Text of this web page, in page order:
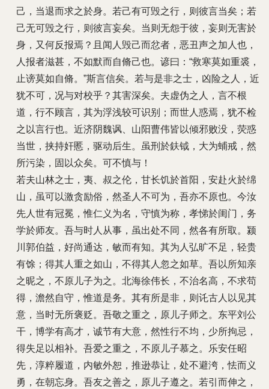
己，当退而求之於身。若己有可毁之行，则彼言当矣；若
己无可毁之行，则彼言妄矣。当则无怨于彼，妄则无害於
身，又何反报焉？且闻人毁己而忿者，恶丑声之加人也，
人报者滋甚，不如默而自脩己也。谚曰：“救寒莫如重裘，
止谤莫如自脩。”斯言信矣。若与是非之士，凶险之人，近
犹不可，况与对校乎？其害深矣。夫虚伪之人，言不根
道，行不顾言，其为浮浅较可识别；而世人惑焉，犹不检
之以言行也。近济阴魏讽、山阳曹伟皆以倾邪败没，荧惑
当世，挟持奸慝，驱动后生。虽刑於鈇钺，大为蜅戒，然
所污染，固以众矣。可不慎与！
若夫山林之士，夷、叔之伦，甘长饥於首阳，安赴火於绵
山，虽可以激贪励俗，然圣人不可为，吾亦不原也。今汝
先人世有冠冕，惟仁义为名，守慎为称，孝悌於闺门，务
学於师友。吾与时人从事，虽出处不同，然各有所取。颍
川郭伯益，好尚通达，敏而有知。其为人弘旷不足，轻贵
有馀；得其人重之如山，不得其人忽之如草。吾以所知亲
之昵之，不原儿子为之。北海徐伟长，不治名高，不求苟
得，澹然自守，惟道是务。其有所是非，则讬古人以见其
意，当时无所褒贬。吾敬之重之，原儿子师之。东平刘公
干，博学有高才，诚节有大意，然性行不均，少所拘忌，
得失足以相补。吾爱之重之，不原儿子慕之。乐安任昭
先，淳粹履道，内敏外恕，推逊恭让，处不避洿，怯而义
勇，在朝忘身。吾友之善之，原儿子遵之。若引而伸之，